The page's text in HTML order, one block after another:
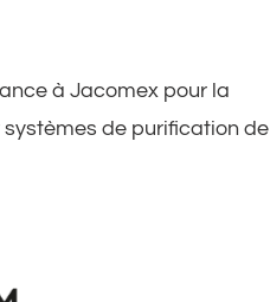
à Jacomex pour la
de purification de